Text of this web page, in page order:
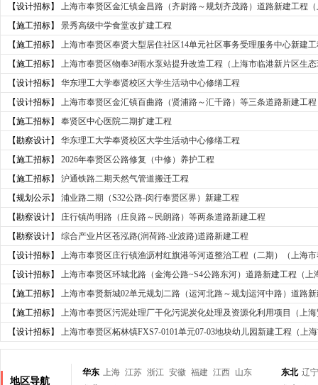
【设计招标】
上海市奉贤区金汇镇金昌路（齐尉路～规划齐茂路）道路新建工程
【施工招标】
景秀高级中学食堂改扩建工程
【施工招标】
上海市奉贤区奉贤大型居住社区14单元社区事务受理服务中心新建
【施工招标】
上海市奉贤区物奉3#雨水泵站提升改造工程（上海市临港新片区生
【设计招标】
华东理工大学奉贤校区大学生活动中心修缮工程
【设计招标】
上海市奉贤区金汇镇百曲路（贤浦路～汇千路）等三条道路新建工
【施工招标】
奉贤区中心医院二期扩建工程
【勘察设计】
华东理工大学奉贤校区大学生活动中心修缮工程
【施工招标】
2026年奉贤区公路修复（中修）养护工程
【施工招标】
沪通铁路二期天然气管道搬迁工程
【规划公示】
浦业路二期（S32公路-闵行奉贤区界）新建工程
【勘察设计】
庄行镇尚明路（庄良路～民朗路）等两条道路新建工程
【勘察设计】
综合产业片区苍泓路(润荷路-业波路)道路新建工程
【设计招标】
上海市奉贤区庄行镇渔沥村红旗港等河道整治工程（二期）（上海
【设计招标】
上海市奉贤区环城北路（金海公路~S4公路东河）道路新建工程（上
【施工招标】
上海市奉贤新城02单元规划二路（运河北路～规划运河中路）道路
【施工招标】
上海市奉贤区污泥处理厂干化污泥炭化处理及资源化利用项目（上
【设计招标】
上海市奉贤区柘林镇FXS7-0101单元07-03地块幼儿园新建工程（上
地区导航
华东 上海 江苏 浙江 安徽 福建 江西 山东 东北 辽宁